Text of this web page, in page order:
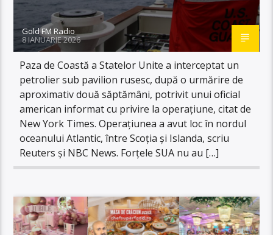
Gold FM Radio
8 IANUARIE 2026
Paza de Coastă a Statelor Unite a interceptat un
petrolier sub pavilion rusesc, după o urmărire de
aproximativ două săptămâni, potrivit unui oficial
american informat cu privire la operațiune, citat de
New York Times. Operațiunea a avut loc în nordul
oceanului Atlantic, între Scoția și Islanda, scriu
Reuters și NBC News. Forțele SUA nu au […]